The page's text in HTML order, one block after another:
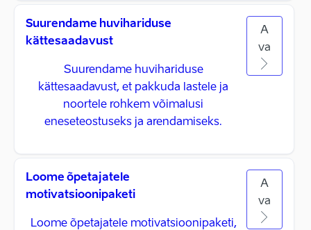
Suurendame huvihariduse
kättesaadavust
Suurendame huvihariduse
kättesaadavust, et pakkuda lastele ja
noortele rohkem võimalusi
eneseteostuseks ja arendamiseks.
A
va
Loome õpetajatele
motivatsioonipaketi
Loome õpetajatele motivatsioonipaketi,
A
va